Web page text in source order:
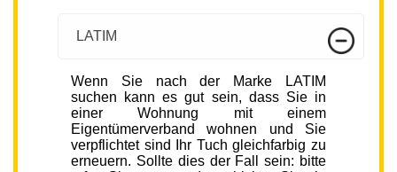
LATIM
Wenn Sie nach der Marke LATIM
suchen kann es gut sein, dass Sie in
einer Wohnung mit einem
Eigentümerverband wohnen und Sie
verpflichtet sind Ihr Tuch gleichfarbig zu
erneuern. Sollte dies der Fall sein: bitte